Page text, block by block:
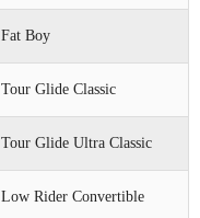
Fat Boy
Tour Glide Classic
Tour Glide Ultra Classic
Low Rider Convertible